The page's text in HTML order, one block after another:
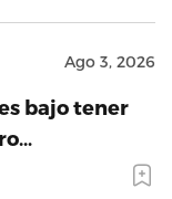
Ago 3, 2026
bajo tener